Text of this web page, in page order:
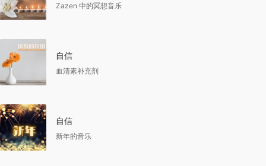
Zazen 中的冥想音乐
自信
血清素补充剂
自信
新年的音乐